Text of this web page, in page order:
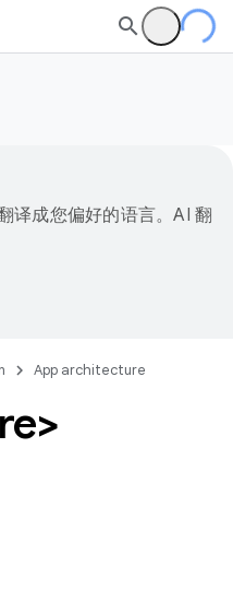
译成您偏好的语言。AI 翻
App architecture